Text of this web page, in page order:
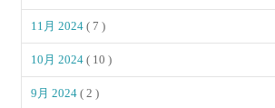
11月 2024( 7 )
10月 2024( 10 )
9月 2024( 2 )